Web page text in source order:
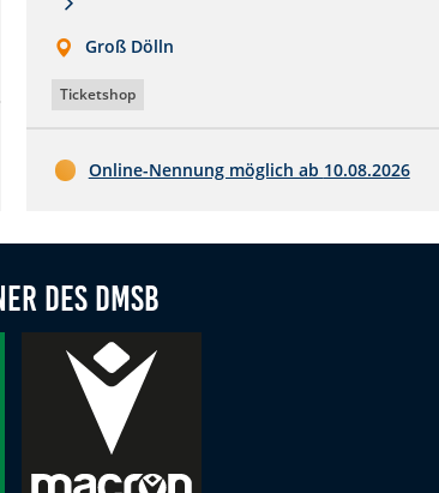
Groß Dölln
Ticketshop
Online-Nennung möglich ab 10.08.2026
des DMSB